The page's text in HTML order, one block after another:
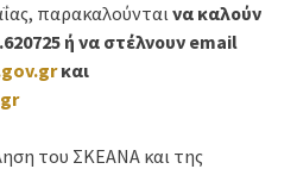
παρακαλούνταινα καλούν
ή να στέλνουν email
gov.gr και
gr
του ΣΚΕΑΝΑ και της